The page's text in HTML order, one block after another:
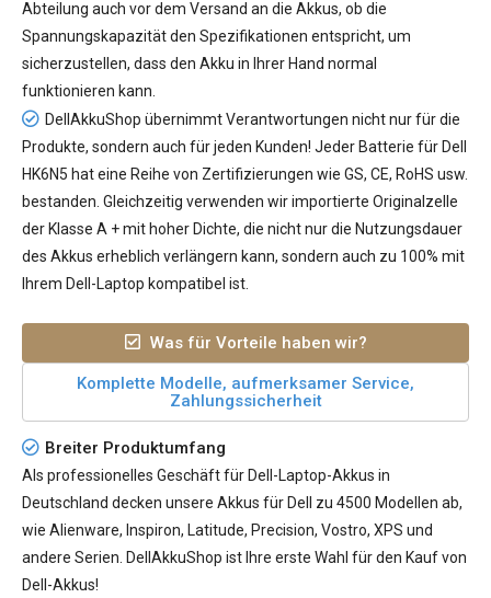
Abteilung auch vor dem Versand an die Akkus, ob die
Spannungskapazität den Spezifikationen entspricht, um
sicherzustellen, dass den Akku in Ihrer Hand normal
funktionieren kann.
DellAkkuShop übernimmt Verantwortungen nicht nur für die
Produkte, sondern auch für jeden Kunden! Jeder Batterie für Dell
HK6N5 hat eine Reihe von Zertifizierungen wie GS, CE, RoHS usw.
bestanden. Gleichzeitig verwenden wir importierte Originalzelle
der Klasse A + mit hoher Dichte, die nicht nur die Nutzungsdauer
des Akkus erheblich verlängern kann, sondern auch zu 100% mit
Ihrem Dell-Laptop kompatibel ist.
Was für Vorteile haben wir?
Komplette Modelle, aufmerksamer Service,
Zahlungssicherheit
Breiter Produktumfang
Als professionelles Geschäft für Dell-Laptop-Akkus in
Deutschland decken unsere Akkus für Dell zu 4500 Modellen ab,
wie Alienware, Inspiron, Latitude, Precision, Vostro, XPS und
andere Serien. DellAkkuShop ist Ihre erste Wahl für den Kauf von
Dell-Akkus!